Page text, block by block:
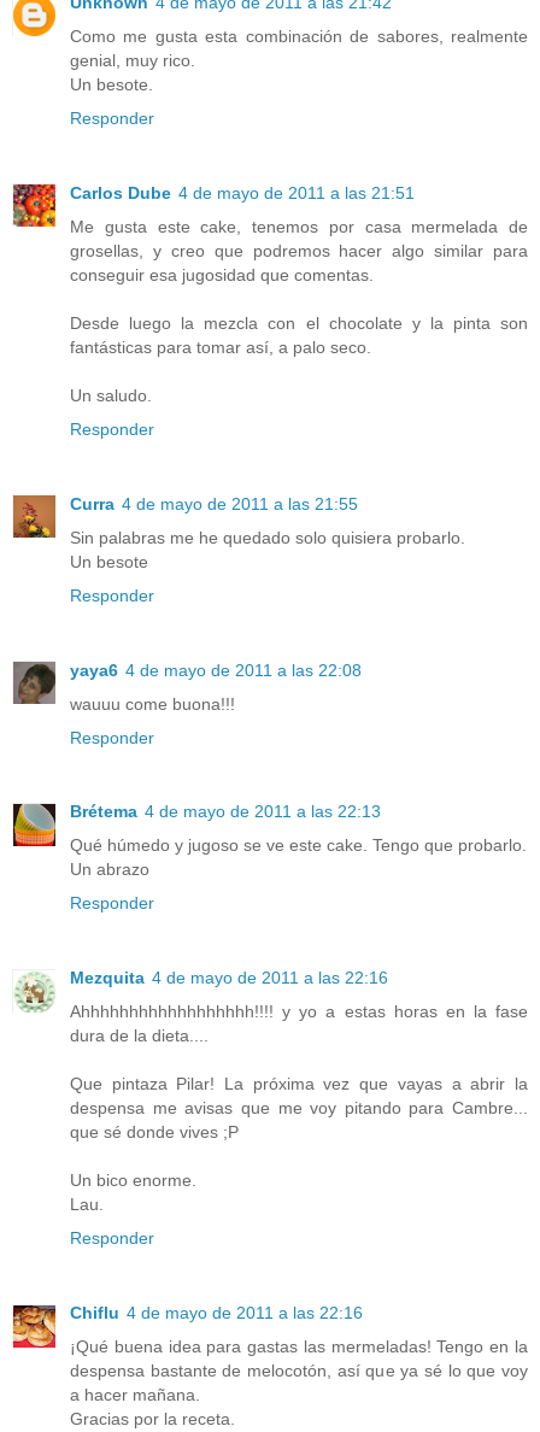
Como me gusta esta combinación de sabores, realmente
genial, muy rico.
Un besote.
Responder
Carlos Dube 4 de mayo de 2011 a las 21:51
Me gusta este cake, tenemos por casa mermelada de
grosellas, y creo que podremos hacer algo similar para
conseguir esa jugosidad que comentas.
Desde luego la mezcla con el chocolate y la pinta son
fantásticas para tomar así, a palo seco.
Un saludo.
Responder
Curra 4 de mayo de 2011 a las 21:55
Sin palabras me he quedado solo quisiera probarlo.
Un besote
Responder
yaya6 4 de mayo de 2011 a las 22:08
wauuu come buona!!!
Responder
Brétema 4 de mayo de 2011 a las 22:13
Qué húmedo y jugoso se ve este cake. Tengo que probarlo.
Un abrazo
Responder
Mezquita 4 de mayo de 2011 a las 22:16
Ahhhhhhhhhhhhhhhhhh!!!! y yo a estas horas en la fase
dura de la dieta....
Que pintaza Pilar! La próxima vez que vayas a abrir la
despensa me avisas que me voy pitando para Cambre...
que sé donde vives ;P
Un bico enorme.
Lau.
Responder
Chiflu 4 de mayo de 2011 a las 22:16
¡Qué buena idea para gastas las mermeladas! Tengo en la
despensa bastante de melocotón, así que ya sé lo que voy
a hacer mañana.
Gracias por la receta.